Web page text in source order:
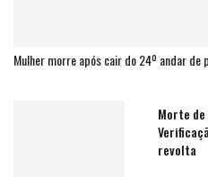
Mulher morre após cair do 24º andar de
Morte
revolta